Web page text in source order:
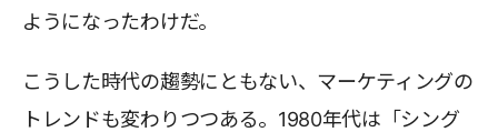
ようになったわけだ。
こうした時代の趨勢にともない、マーケティングの
トレンドも変わりつつある。1980年代は「シング